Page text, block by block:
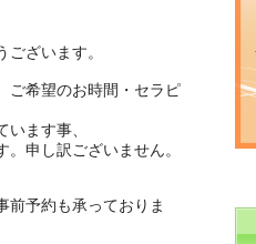
ざいます。
ご希望のお時間・セラピ
ます事、
申し訳ございません。
前予約も承っておりま